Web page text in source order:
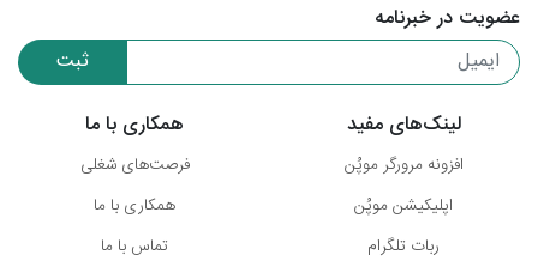
عضویت در خبرنامه
ثبت
لینک‌های مفید
افزونه مرورگر موپُن
اپلیکیشن موپُن
ربات تلگرام
همکاری با ما
فرصت‌های شغلی
همکاری با ما
تماس با ما